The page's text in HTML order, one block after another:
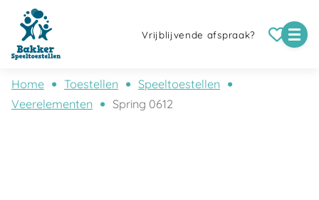
Vrijblijvende afspraak?
Home Toestellen
Speeltoestellen
Veerelementen
Spring 0612